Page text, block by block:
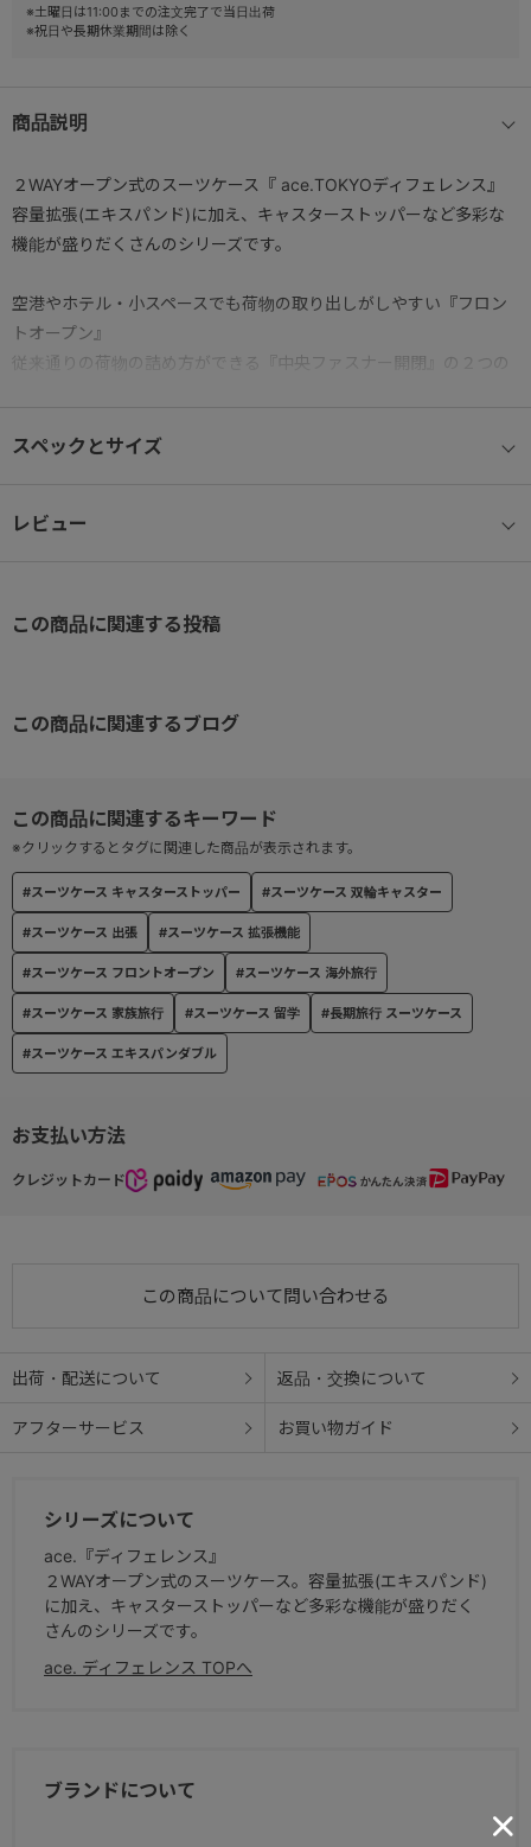
※土曜日は11:00までの注文完了で当日出荷
※祝日や長期休業期間は除く
商品説明
２WAYオープン式のスーツケース『 ace.TOKYOディフェレンス』
容量拡張(エキスパンド)に加え、キャスターストッパーなど多彩な
機能が盛りだくさんのシリーズです。
空港やホテル・小スペースでも荷物の取り出しがしやすい『フロン
トオープン』
従来通りの荷物の詰め方ができる『中央ファスナー開閉』の２つの
● エキスパンド機能(容量拡張)
パーを装備。
● ２WAYオープン式
ーツケース。
● フロントオープン
小スペースで開閉できるフロントオープンが可能。
開閉した時の蓋側にはヘアアイロンや旅行のガイドブックの収納に
便利なファスナーポケット×２。
蓋側と本体をつなぐサイドのベルトはバックルで着脱可能。90度、
従来のスーツケース通り、中央のファスナーでの開閉も可能。荷物
上面と側面にピックアップハンドルを配置。階段の昇り降りには上
車のトランクの上げ下ろしには側面のピックアップハンドルが便利
● グライド
片側のサイドには横にしたときにスーツケースのシェル部分が地面
につかないようにするグライド付き。
スペックとサイズ
レビュー
お支払い方法
クレジットカード
この商品について問い合わせる
出荷・配送について 返品・交換について
アフターサービス お買い物ガイド
#スーツケース キャスターストッパー #スーツケース 双輪キャスター
#スーツケース 出張 #スーツケース 拡張機能
#スーツケース フロントオープン #スーツケース 海外旅行
#スーツケース 家族旅行 #スーツケース 留学 #長期旅行 スーツケース
#スーツケース エキスパンダブル
※クリックするとタグに関連した商品が表示されます。
この商品に関連する投稿
この商品に関連するブログ
シリーズについて
ace.『ディフェレンス』
２WAYオープン式のスーツケース。容量拡張(エキスパンド)
に加え、キャスターストッパーなど多彩な機能が盛りだく
さんのシリーズです。
ace. ディフェレンス TOPへ
ブランドについて